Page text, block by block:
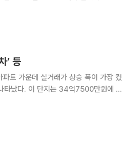
복,
’ 등
트 가운데 실거래가 상승 폭이 가장 컸
타났다. 이 단지는 34억7500만원에 거